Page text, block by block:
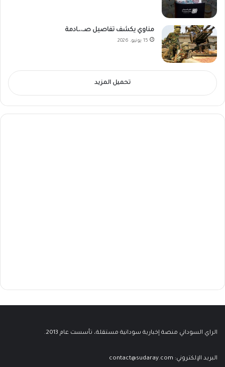
مناوي يكشف تفاصيل صـ،،ـادمة
15 يونيو، 2026
تحميل المزيد
الراي السوداني منصة إخبارية سودانية مستقلة، تأسست عام 2013.
البريد الإلكتروني: contact@sudaray.com